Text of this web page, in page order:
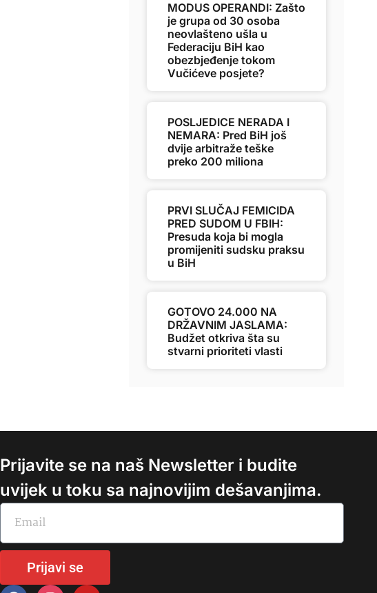
MODUS OPERANDI: Zašto
je grupa od 30 osoba
neovlašteno ušla u
Federaciju BiH kao
obezbjeđenje tokom
Vučićeve posjete?
POSLJEDICE NERADA I
NEMARA: Pred BiH još
dvije arbitraže teške
preko 200 miliona
PRVI SLUČAJ FEMICIDA
PRED SUDOM U FBIH:
Presuda koja bi mogla
promijeniti sudsku praksu
u BiH
GOTOVO 24.000 NA
DRŽAVNIM JASLAMA:
Budžet otkriva šta su
stvarni prioriteti vlasti
Prijavite se na naš Newsletter i budite
uvijek u toku sa najnovijim dešavanjima.
Prijavi se